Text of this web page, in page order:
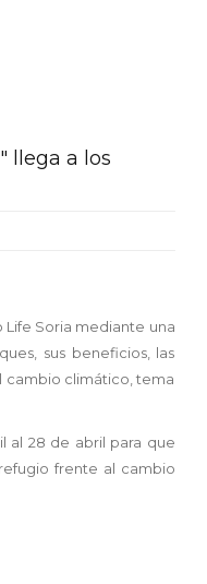
llega a los
Life Soria mediante una
sus beneficios, las
cambio climático, tema
al 28 de abril para que
frente al cambio